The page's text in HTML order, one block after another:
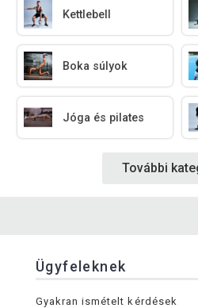
Kettlebell
Boka súlyok
Jóga és pilates
További
Ügyfeleknek
Gyakran ismételt kérdések